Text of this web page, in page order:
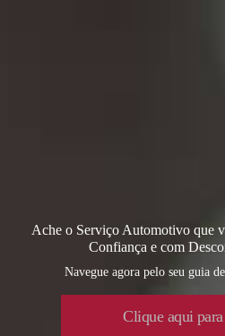
Ache o Serviço Automotivo que
Confiança e com
Navegue agora pelo seu guia
Clique aqui